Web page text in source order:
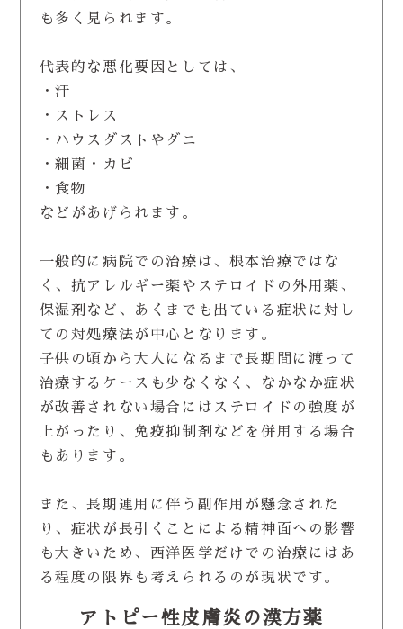
も多く見られます。
代表的な悪化要因としては、
・汗
・ストレス
・ハウスダストやダニ
・細菌・カビ
・食物
などがあげられます。
一般的に病院での治療は、根本治療ではな
く、抗アレルギー薬やステロイドの外用薬、
保湿剤など、あくまでも出ている症状に対し
ての対処療法が中心となります。
子供の頃から大人になるまで長期間に渡って
治療するケースも少なくなく、なかなか症状
が改善されない場合にはステロイドの強度が
上がったり、免疫抑制剤などを併用する場合
もあります。
また、長期連用に伴う副作用が懸念された
り、症状が長引くことによる精神面への影響
も大きいため、西洋医学だけでの治療にはあ
る程度の限界も考えられるのが現状です。
アトピー性皮膚炎の漢方薬